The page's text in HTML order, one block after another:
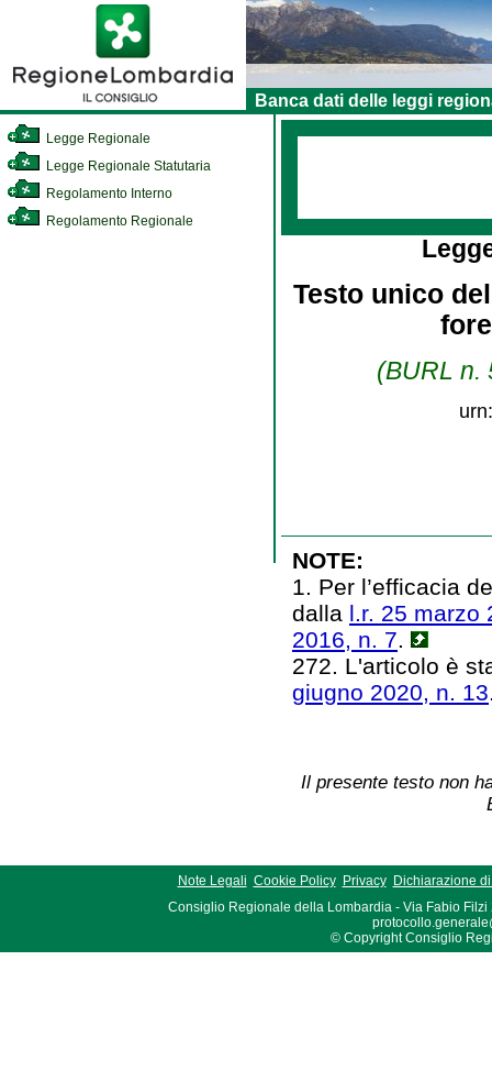
Banca dati delle leggi
Legge Regionale
Legge Regionale Statutaria
Regolamento Interno
Regolamento Regionale
Testo unico
(BURL n.
NOTE:
1. Per l’efficacia
dalla l.r. 25 marzo
2016, n. 7.
272. L'articolo è
giugno 2020, n. 13
Il presente testo non
Note Legali Cookie Policy Privacy
Dichiarazione
Consiglio Regionale della Lombardia - Via Fabio Filzi
© Copyright Consiglio